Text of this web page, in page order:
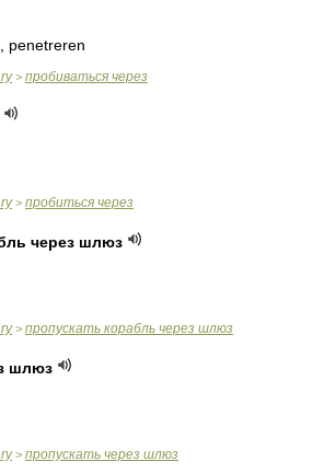
penetreren
> пробиваться через
> пробиться через
через шлюз
> пропускать корабль через шлюз
шлюз
> пропускать через шлюз